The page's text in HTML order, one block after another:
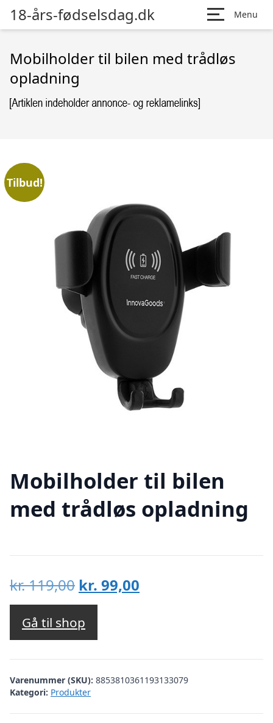
18-års-fødselsdag.dk Menu
Mobilholder til bilen med trådløs
opladning
Tilbud!
Mobilholder til bilen
med trådløs opladning
kr.119,00 Den
oprindelige
pris
var:
kr. 119,00.
kr. 99,00
kr. 99,00.
Gå til shop
Varenummer (SKU): 8853810361193133079
Kategori: Produkter